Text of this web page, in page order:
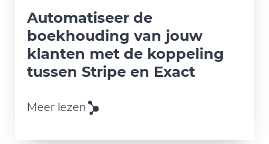
Automatiseer de
boekhouding van jouw
klanten met de koppeling
tussen Stripe en Exact
Meer lezen